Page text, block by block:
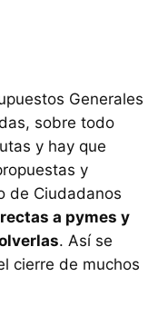
Generales
sobre todo
y hay que
y
de Ciudadanos
a pymes y
. Así se
cierre de muchos